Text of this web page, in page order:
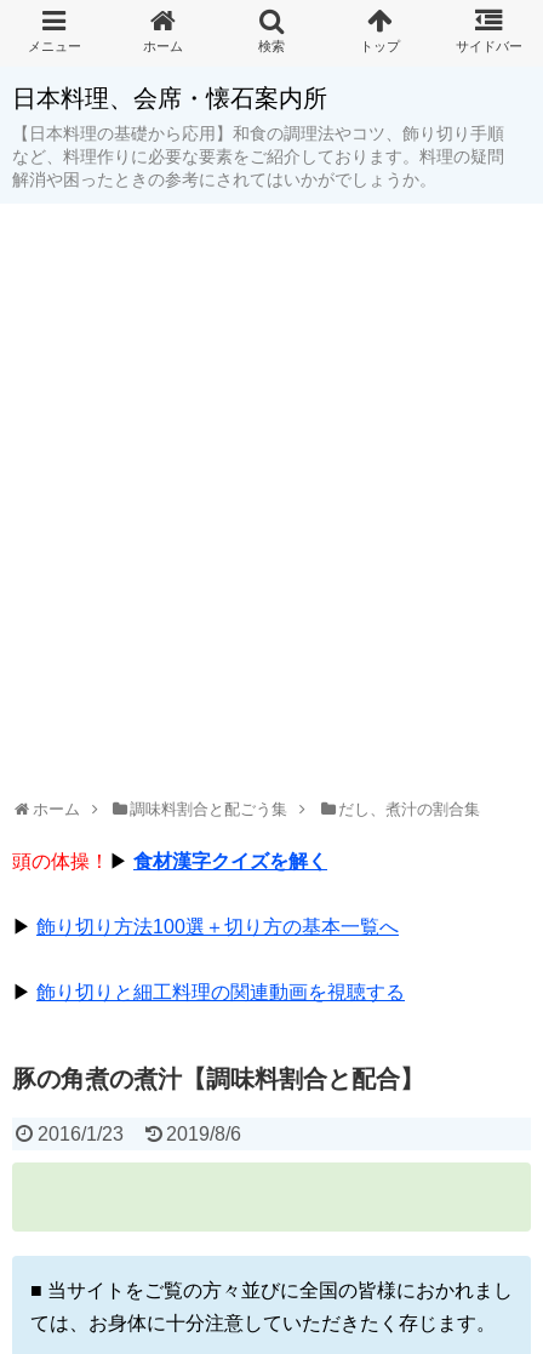
日本料理、会席・懐石案内所
【日本料理の基礎から応用】和食の調理法やコツ、飾り切り手順
など、料理作りに必要な要素をご紹介しております。料理の疑問
解消や困ったときの参考にされてはいかがでしょうか。
ホーム 調味料割合と配ごう集 だし、煮汁の割合集
頭の体操！ ▶ 食材漢字クイズを解く
▶ 飾り切り方法100選＋切り方の基本一覧へ
▶ 飾り切りと細工料理の関連動画を視聴する
豚の角煮の煮汁【調味料割合と配合】
2016/1/23 2019/8/6
■ 当サイトをご覧の方々並びに全国の皆様におかれまし
ては、お身体に十分注意していただきたく存じます。